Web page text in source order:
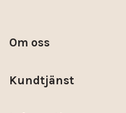
Om oss
Kundtjänst